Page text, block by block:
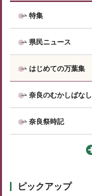
特集
県民ニュース
はじめての万葉集
奈良のむかしばなし
奈良祭時記
ピックアップ